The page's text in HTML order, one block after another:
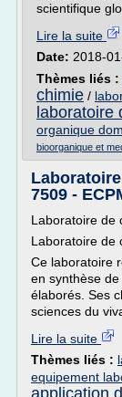
scientifique
Lire la suite
Date: 2018-
Thèmes liés :
chimie /
laboratoire
organique
bioorganique et
7509 -
Laboratoire de
Laboratoire de
Ce laboratoire
en synthèse
élaborés. Ses
sciences du
Lire la suite
Thèmes liés :
equipement
application